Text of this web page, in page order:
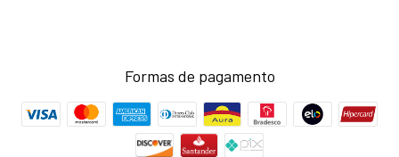
Formas de pagamento